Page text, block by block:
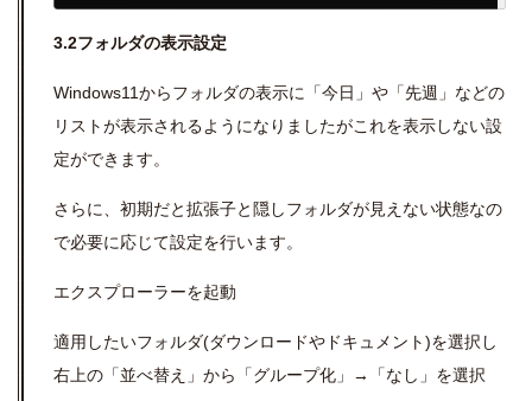
3.2フォルダの表示設定
Windows11からフォルダの表示に「今日」や「先週」などの
リストが表示されるようになりましたがこれを表示しない設
定ができます。
さらに、初期だと拡張子と隠しフォルダが見えない状態なの
で必要に応じて設定を行います。
エクスプローラーを起動
適用したいフォルダ(ダウンロードやドキュメント)を選択し
右上の「並べ替え」から「グループ化」→「なし」を選択